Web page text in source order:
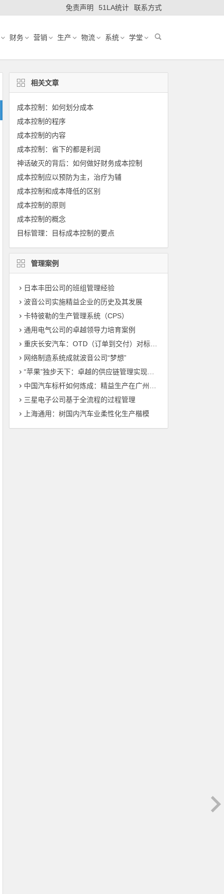
免责声明 51LA统计 联系方式
财务 营销 生产 物流 系统 学堂
相关文章
成本控制：如何划分成本
成本控制的程序
成本控制的内容
成本控制：省下的都是利润
神话破灭的背后：如何做好财务成本控制
成本控制应以预防为主，治疗为辅
成本控制和成本降低的区别
成本控制的原则
成本控制的概念
目标管理：目标成本控制的要点
管理案例
日本丰田公司的班组管理经验
波音公司实施精益企业的历史及其发展
卡特彼勒的生产管理系统（CPS）
通用电气公司的卓越领导力培育案例
重庆长安汽车：OTD（订单到交付）对标管理（标杆管理）
网络制造系统成就波音公司“梦想”
“苹果”独步天下：卓越的供应链管理实现敏捷制造
中国汽车标杆如何炼成：精益生产在广州丰田的运用
三星电子公司基于全流程的过程管理
上海通用：树国内汽车业柔性化生产楷模